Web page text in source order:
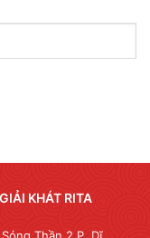
KHÁT RITA